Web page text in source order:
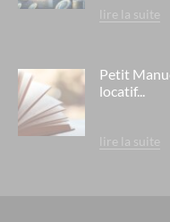
l'aquae- aix les bains
residence berny -
residence la cheneraie -
residence rené legros -
lire la suite
Petit
locatif...
lire la suite